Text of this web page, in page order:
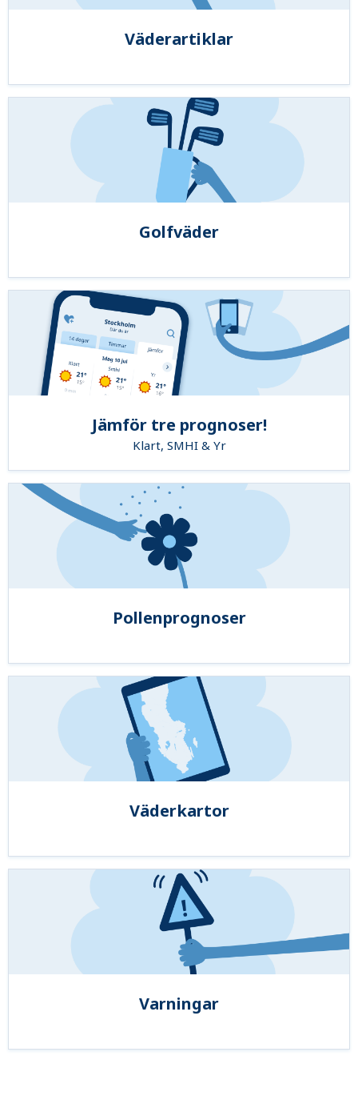
Väderartiklar
Golfväder
Jämför tre prognoser!
Klart, SMHI & Yr
Pollenprognoser
Väderkartor
Varningar